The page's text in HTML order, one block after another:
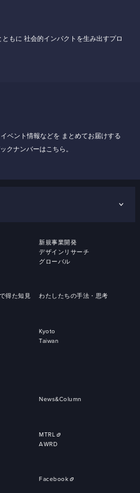
ともに 社会的インパクトを生み出すプロ
ベント情報などを まとめてお届けする
クナンバーはこちら。
新規事業開発
デザインリサーチ
グローバル
得た知見 わたしたちの手法・思考
Kyoto
Taiwan
News&Column
MTRL
AWRD
Facebook